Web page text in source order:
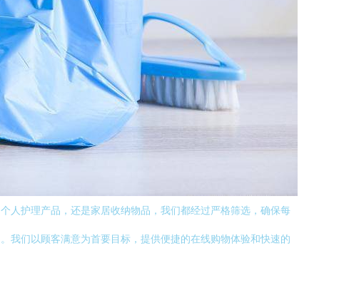
人护理产品，还是家居收纳物品，我们都经过严格筛选，确保每
我们以顾客满意为首要目标，提供便捷的在线购物体验和快速的